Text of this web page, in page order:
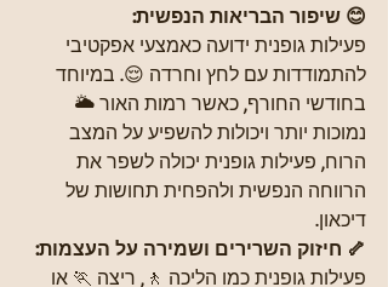
😊 שיפור הבריאות הנפשית:
פעילות גופנית ידועה כאמצעי אפקטיבי
להתמודדות עם לחץ וחרדה 😌. במיוחד
בחודשי החורף, כאשר רמות האור 🌥
נמוכות יותר ויכולות להשפיע על המצב
הרוח, פעילות גופנית יכולה לשפר את
הרווחה הנפשית ולהפחית תחושות של
דיכאון.
🦴 חיזוק השרירים ושמירה על העצמות:
פעילות גופנית כמו הליכה 🚶, ריצה 🏃 או